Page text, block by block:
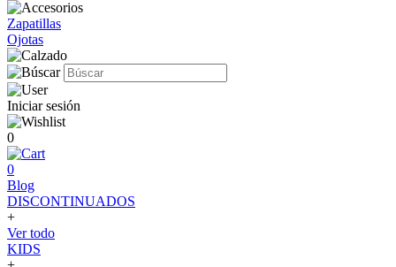
Zapatillas
Ojotas
Iniciar sesión
0
0
Blog
DISCONTINUADOS
+
Ver todo
KIDS